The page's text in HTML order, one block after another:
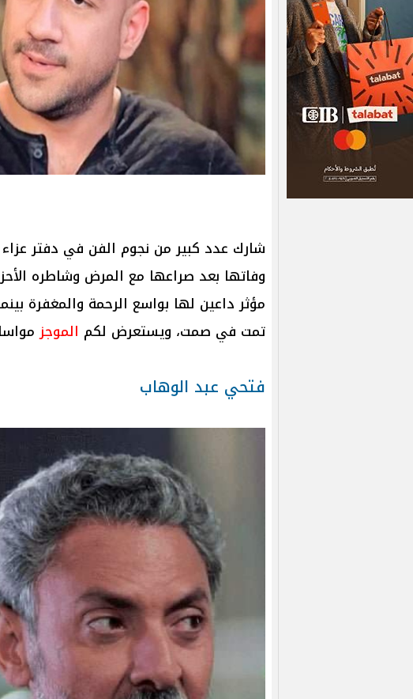
شارك عدد كبير من نجوم الفن في دفتر عزاء
وفاتها بعد صراعها مع المرض وشاطره
مؤثر داعين لها بواسع الرحمة والمغفرة
تمت في صمت، ويستعرض لكم الموجز
فتحي عبد الوهاب